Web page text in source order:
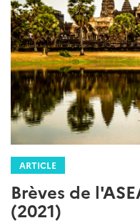
ARTICLE
Brèves de
(2021)